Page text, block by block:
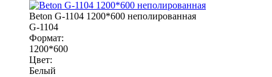
Beton G-1104 1200*600 неполированная
G-1104
Формат:
1200*600
Цвет:
Белый